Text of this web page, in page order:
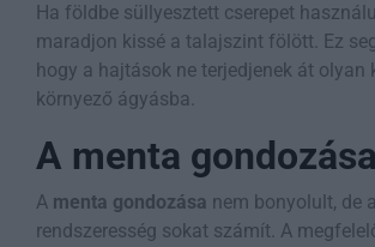
Ha földbe süllyesztett cserepet
maradjon kissé a talajszint fölött. Ez
hogy a hajtások ne terjedjenek át olyan
környező ágyásba.
A menta gondozása
A menta gondozása nem bonyolult, de a
rendszeresség sokat számít. A